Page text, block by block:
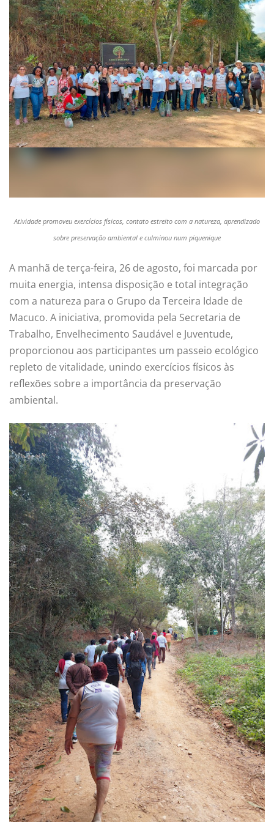
Atividade promoveu exercícios físicos, contato estreito com a natureza, aprendizado
sobre preservação ambiental e culminou num piquenique
A manhã de terça-feira, 26 de agosto, foi marcada por
muita energia, intensa disposição e total integração
com a natureza para o Grupo da Terceira Idade de
Macuco. A iniciativa, promovida pela Secretaria de
Trabalho, Envelhecimento Saudável e Juventude,
proporcionou aos participantes um passeio ecológico
repleto de vitalidade, unindo exercícios físicos às
reflexões sobre a importância da preservação
ambiental.